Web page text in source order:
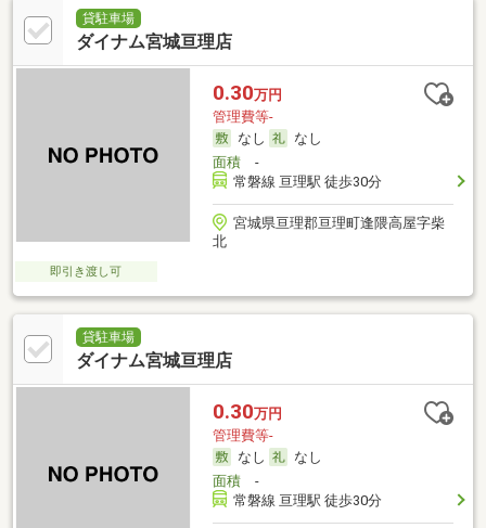
貸駐車場
ダイナム宮城亘理店
0.30万円
管理費等-
なし
なし
面積-
常磐線 亘理駅 徒歩30分
宮城県亘理郡亘理町逢隈高屋字柴
北
即引き渡し可
貸駐車場
ダイナム宮城亘理店
0.30万円
管理費等-
なし
なし
面積-
常磐線 亘理駅 徒歩30分